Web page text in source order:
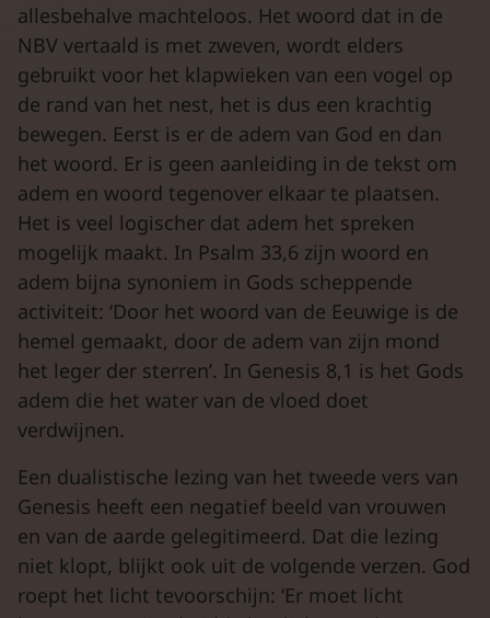
allesbehalve machteloos. Het woord dat in de
NBV vertaald is met zweven, wordt elders
gebruikt voor het klapwieken van een vogel op
de rand van het nest, het is dus een krachtig
bewegen. Eerst is er de adem van God en dan
het woord. Er is geen aanleiding in de tekst om
adem en woord tegenover elkaar te plaatsen.
Het is veel logischer dat adem het spreken
mogelijk maakt. In Psalm 33,6 zijn woord en
adem bijna synoniem in Gods scheppende
activiteit: ‘Door het woord van de Eeuwige is de
hemel gemaakt, door de adem van zijn mond
het leger der sterren’. In Genesis 8,1 is het Gods
adem die het water van de vloed doet
verdwijnen.
Een dualistische lezing van het tweede vers van
Genesis heeft een negatief beeld van vrouwen
en van de aarde gelegitimeerd. Dat die lezing
niet klopt, blijkt ook uit de volgende verzen. God
roept het licht tevoorschijn: ‘Er moet licht